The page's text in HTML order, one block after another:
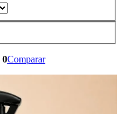
0Comparar